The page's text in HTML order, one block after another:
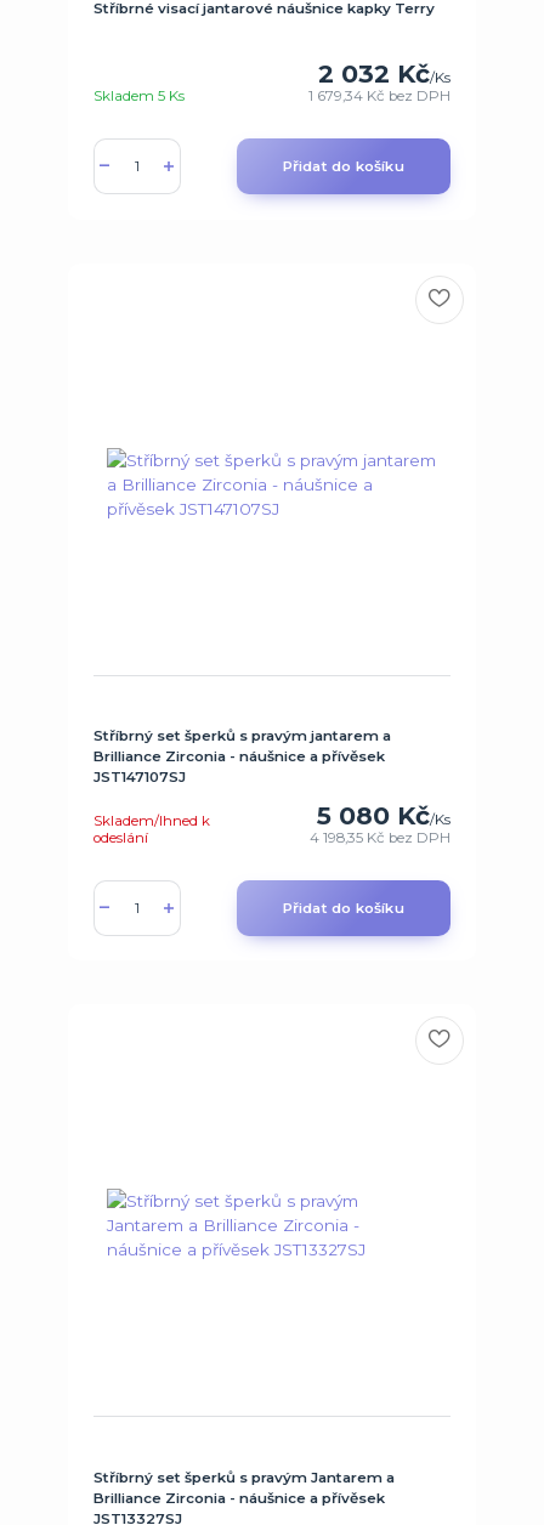
Stříbrné visací jantarové náušnice kapky Terry
2 032 Kč/Ks
1 679,34 Kč bez DPH
Skladem 5 Ks
Přidat do košíku
Stříbrný set šperků s pravým jantarem a
Brilliance Zirconia - náušnice a přívěsek
JST147107SJ
5 080 Kč/Ks
4 198,35 Kč bez DPH
Skladem/Ihned k
odeslání
Přidat do košíku
Stříbrný set šperků s pravým Jantarem a
Brilliance Zirconia - náušnice a přívěsek
JST13327SJ